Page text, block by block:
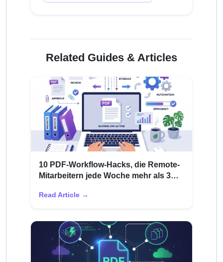
Related Guides & Articles
10 PDF-Workflow-Hacks, die Remote-
Mitarbeitern jede Woche mehr als 3
Read Article →